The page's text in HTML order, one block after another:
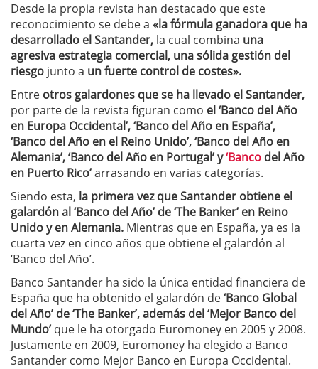
Desde la propia revista han destacado que este
reconocimiento se debe a «la fórmula ganadora que ha
desarrollado el Santander, la cual combina una
agresiva estrategia comercial, una sólida gestión del
riesgo junto a un fuerte control de costes».
Entre otros galardones que se ha llevado el Santander,
por parte de la revista figuran como el ‘Banco del Año
en Europa Occidental’, ‘Banco del Año en España’,
‘Banco del Año en el Reino Unido’, ‘Banco del Año en
Alemania’, ‘Banco del Año en Portugal’ y‘Banco del Año
en Puerto Rico’arrasando en varias categorías.
Siendo esta, la primera vez que Santander obtiene el
galardón al ‘Banco del Año’ de ‘The Banker’ en Reino
Unido y en Alemania. Mientras que en España, ya es la
cuarta vez en cinco años que obtiene el galardón al
‘Banco del Año’.
Banco Santander ha sido la única entidad financiera de
España que ha obtenido el galardón de‘Banco Global
del Año’ de ‘The Banker’, además del ‘Mejor Banco del
Mundo’ que le ha otorgado Euromoney en 2005 y 2008.
Justamente en 2009, Euromoney ha elegido a Banco
Santander como Mejor Banco en Europa Occidental.